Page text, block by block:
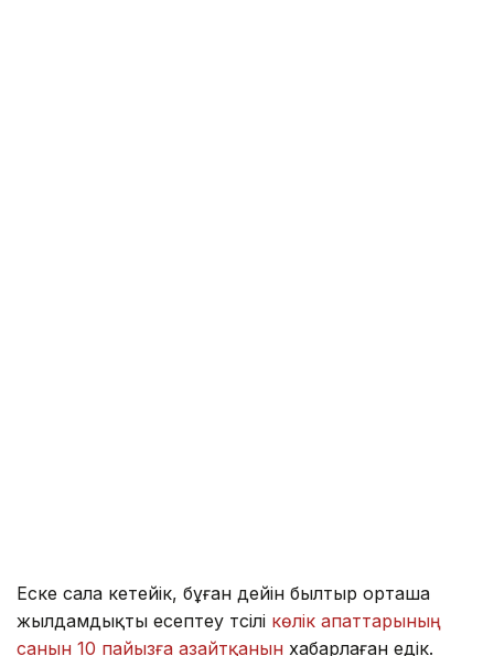
Еске сала кетейік, бұған дейін былтыр орташа
жылдамдықты есептеу тәсілі көлік апаттарының
санын 10 пайызға азайтқанын хабарлаған едік.